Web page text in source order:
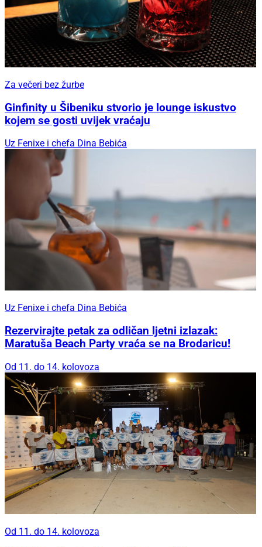
Za večeri bez žurbe
Ginfinity u Šibeniku stvorio je lounge iskustvo
kojem se gosti uvijek vraćaju
Uz Fenixe i chefa Dina Bebića
Uz Fenixe i chefa Dina Bebića
Rezervirajte petak za odličan ljetni izlazak:
Maratuša Beach Party vraća se na Brodaricu!
Od 11. do 14. kolovoza
Od 11. do 14. kolovoza